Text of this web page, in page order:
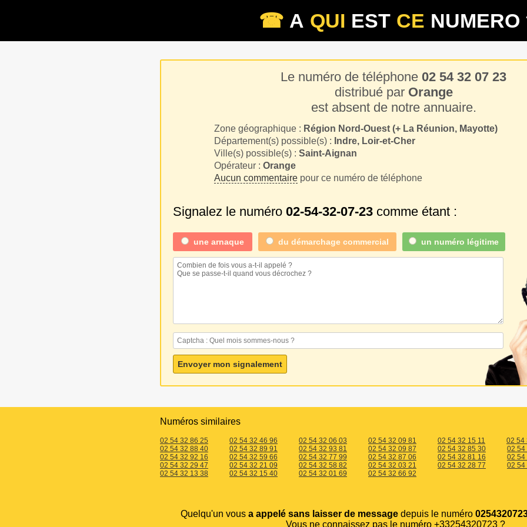
☎ A QUI EST CE NUMERO
Le numéro de téléphone 02 54 32 07 23
distribué par Orange
est absent de notre annuaire.
Zone géographique : Région Nord-Ouest (+ La Réunion, Mayotte)
Département(s) possible(s) : Indre, Loir-et-Cher
Ville(s) possible(s) : Saint-Aignan
Opérateur : Orange
Aucun commentairepour ce numéro de téléphone
Signalez le numéro 02-54-32-07-23 comme étant :
une arnaque du démarchage commercial un numéro légitime
Numéros similaires
02 54 32 86 25 02 54 32 46 96 02 54 32 06 03 02 54 32 09 81 02 54 32 15 11
02 54
02 54 32 88 40
02 54 32 89 91 02 54 32 93 81 02 54 32 09 87 02 54 32 85 30
02 54
02 54 32 92 16
02 54 32 59 66 02 54 32 77 99 02 54 32 87 06 02 54 32 81 16
02 54
02 54 32 29 47
02 54 32 21 09 02 54 32 58 82 02 54 32 03 21 02 54 32 28 77
02 54
02 54 32 13 38
02 54 32 15 40 02 54 32 01 69 02 54 32 66 92
Quelqu'un vous a appelé sans laisser de message depuis le numéro
Vous ne connaissez pas le numéro +33254320723 ?